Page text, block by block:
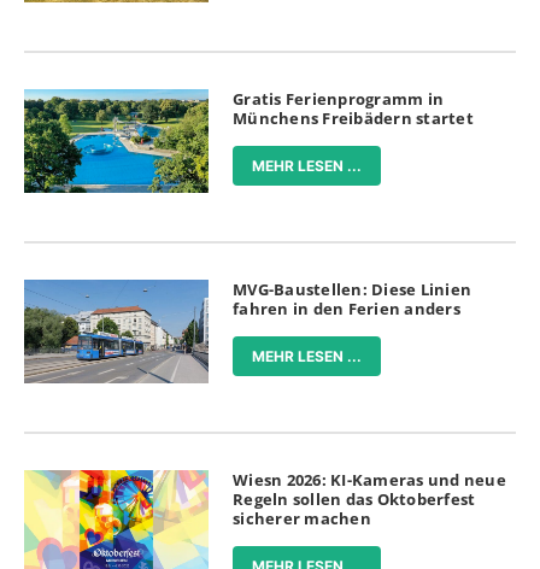
Gratis Ferienprogramm in
Münchens Freibädern startet
MEHR LESEN ...
MVG-Baustellen: Diese Linien
fahren in den Ferien anders
MEHR LESEN ...
Wiesn 2026: KI-Kameras und neue
Regeln sollen das Oktoberfest
sicherer machen